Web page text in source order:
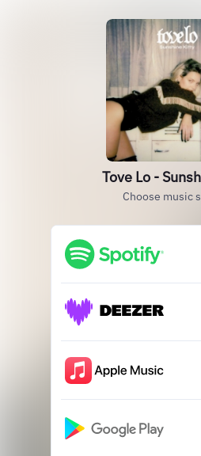
Tove Lo -
Choose music